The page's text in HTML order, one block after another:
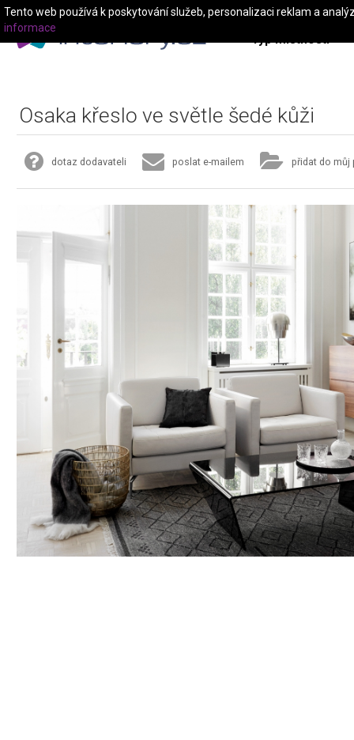
Typ místnosti
Osaka křeslo ve světle šedé kůži
dotaz dodavateli poslat e-mailem přidat do můj
Tento web používá k poskytování služeb, personalizaci reklam a
informace